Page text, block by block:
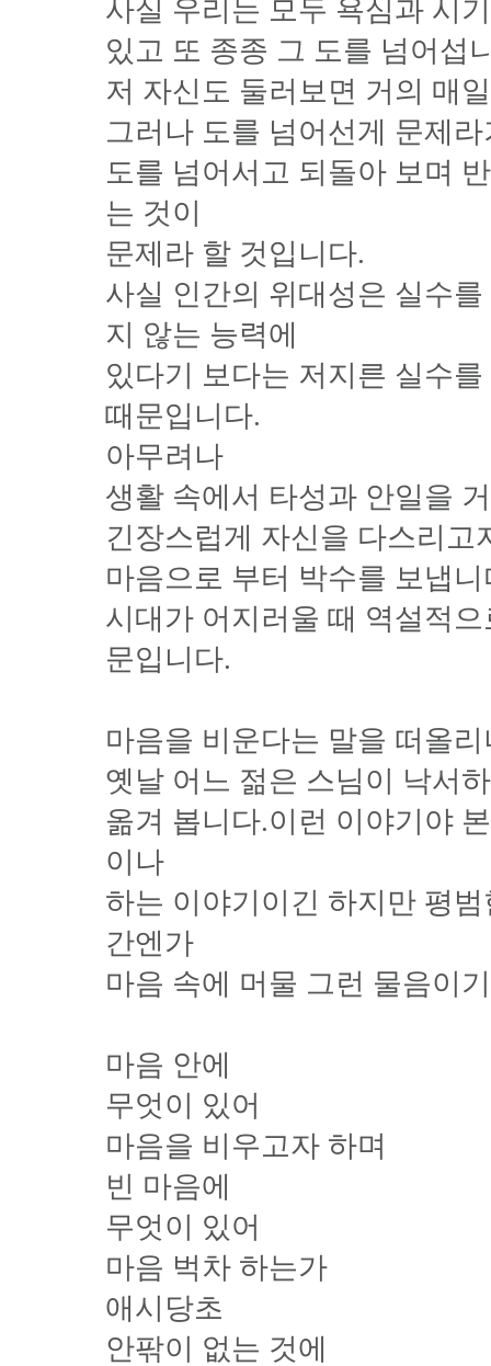
사실 우리는 모두 욕심과 시
있고 또 종종 그 도를 넘어섭
저 자신도 둘러보면 거의 매
그러나 도를 넘어선게 문제
도를 넘어서고 되돌아 보며
는 것이
문제라 할 것입니다.
사실 인간의 위대성은 실수
지 않는 능력에
있다기 보다는 저지른 실수
때문입니다.
아무려나
생활 속에서 타성과 안일을
긴장스럽게 자신을 다스리고
마음으로 부터 박수를 보냅니
시대가 어지러울 때 역설적
문입니다.
마음을 비운다는 말을 떠올리
옛날 어느 젊은 스님이 낙서
옮겨 봅니다.이런 이야기야
이나
하는 이야기이긴 하지만 평
간엔가
마음 속에 머물 그런 물음이
마음 안에
무엇이 있어
마음을 비우고자 하며
빈 마음에
무엇이 있어
마음 벅차 하는가
애시당초
안팎이 없는 것에